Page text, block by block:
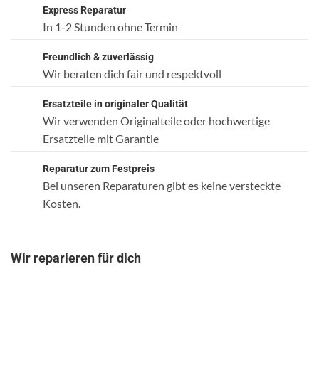
Express Reparatur
In 1-2 Stunden ohne Termin
Freundlich & zuverlässig
Wir beraten dich fair und respektvoll
Ersatzteile in originaler Qualität
Wir verwenden Originalteile oder hochwertige
Ersatzteile mit Garantie
Reparatur zum Festpreis
Bei unseren Reparaturen gibt es keine versteckte
Kosten.
Wir reparieren für dich